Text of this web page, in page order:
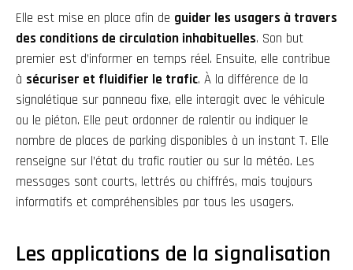
Elle est mise en place afin de guider les usagers à travers
des conditions de circulation inhabituelles. Son but
premier est d’informer en temps réel. Ensuite, elle contribue
à sécuriser et fluidifier le trafic. À la différence de la
signalétique sur panneau fixe, elle interagit avec le véhicule
ou le piéton. Elle peut ordonner de ralentir ou indiquer le
nombre de places de parking disponibles à un instant T. Elle
renseigne sur l’état du trafic routier ou sur la météo. Les
messages sont courts, lettrés ou chiffrés, mais toujours
informatifs et compréhensibles par tous les usagers.
Les applications de la signalisation